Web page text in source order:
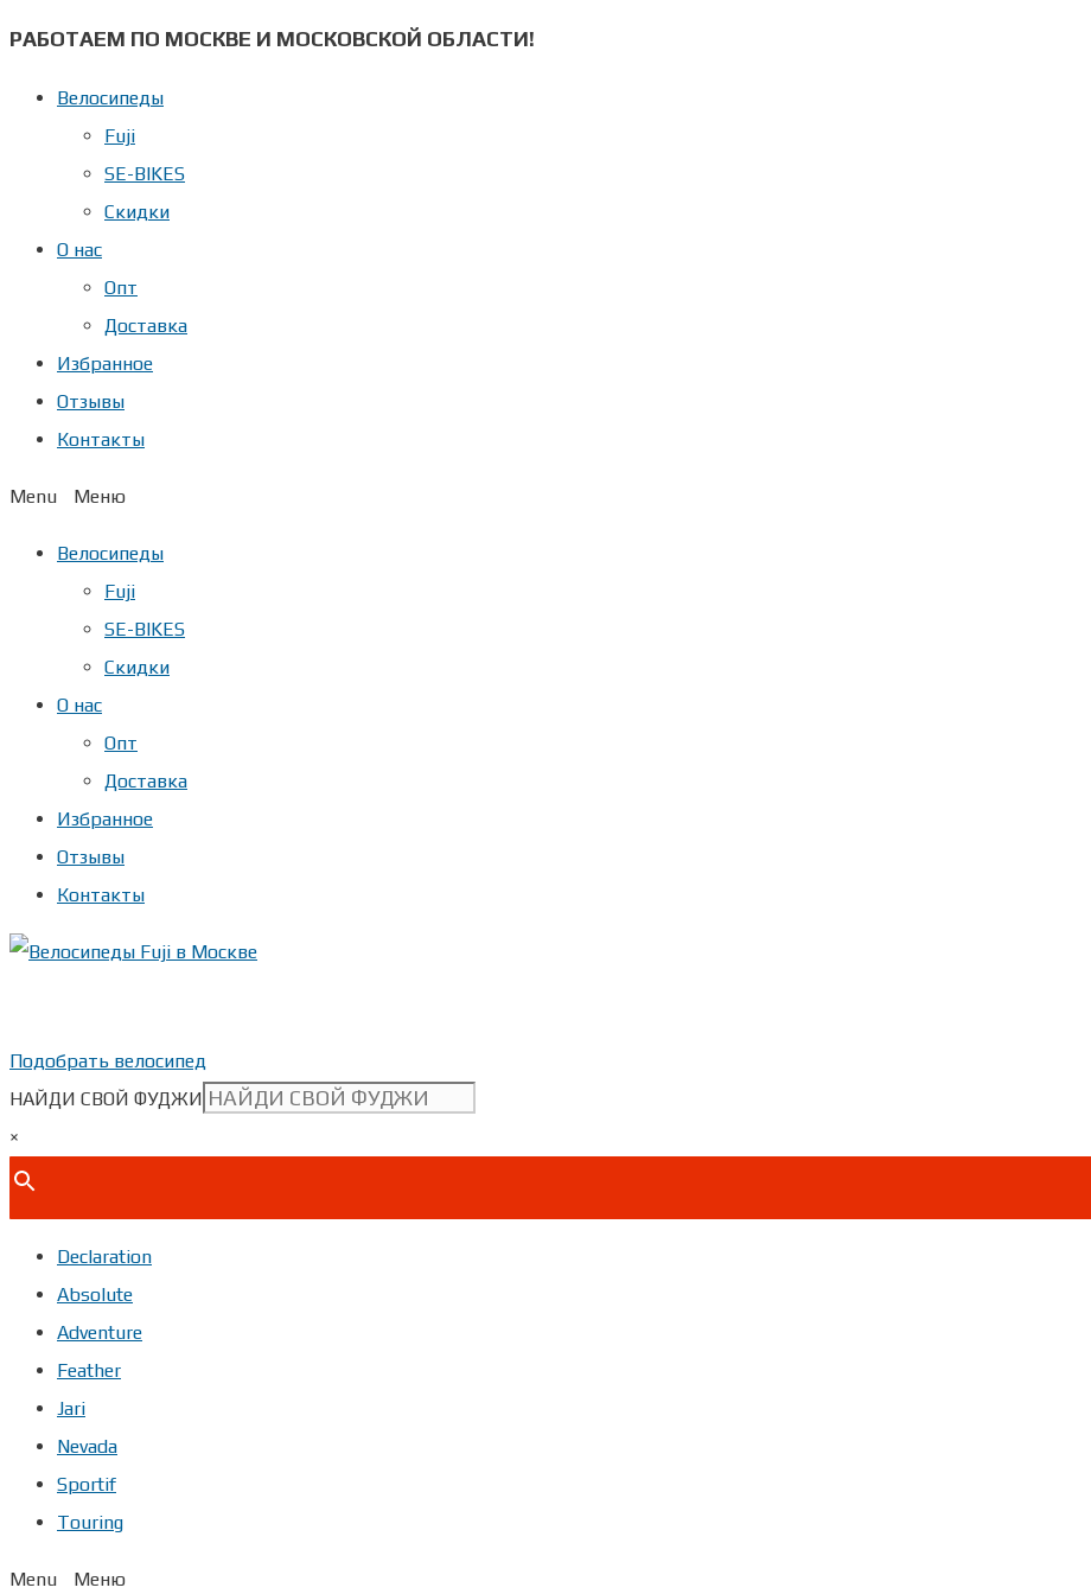
Перейти
содержимому
РАБОТАЕМ ПО МОСКВЕ И МОСКОВСКОЙ ОБЛАСТИ!
Велосипеды
Fuji
SE-BIKES
Скидки
О нас
Опт
Доставка
Избранное
Отзывы
Контакты
Menu
Велосипеды
Fuji
SE-BIKES
Скидки
О нас
Опт
Доставка
Избранное
Отзывы
Контакты
Подобрать велосипед
НАЙДИ СВОЙ ФУДЖИ
×
Declaration
Absolute
Adventure
Feather
Jari
Nevada
Sportif
Touring
Menu